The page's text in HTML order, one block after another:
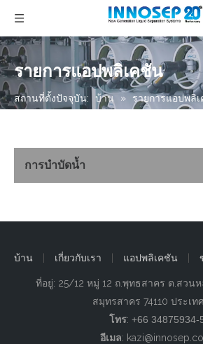
รายการแอปพลิเคชัน
สถานที่ตั้งปัจจุบัน: บ้าน » รายการแอปพลิ
การบำบัดน้ำ
บ้าน เกี่ยวกับเรา แอปพลิเคชัน
ที่อยู่: 25/12 หมู่ 12 ถ.พุทธสาคร ต.สวน
สมุทรสาคร 74110 ประเท
โทร: +66 34875934-
อีเมล: